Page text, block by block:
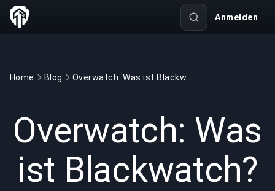
Anmelden
Home Blog
Overwatch: Was
ist Blackwatch?